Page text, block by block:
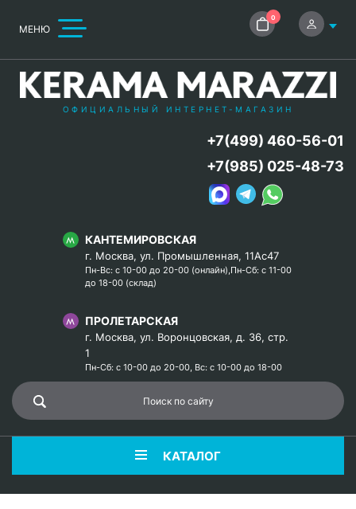
МЕНЮ
0
ОФИЦИАЛЬНЫЙ ИНТЕРНЕТ-МАГАЗИН
КАНТЕМИРОВСКАЯ
г. Москва, ул. Промышленная, 11Ас47
Пн-Вс: с 10-00 до 20-00 (онлайн),Пн-Сб: с 11-00
до 18-00 (склад)
ПРОЛЕТАРСКАЯ
г. Москва, ул. Воронцовская, д. 36, стр.
1
Пн-Сб: с 10-00 до 20-00, Вс: с 10-00 до 18-00
+7(499) 460-56-01
+7(985) 025-48-73
КАТАЛОГ